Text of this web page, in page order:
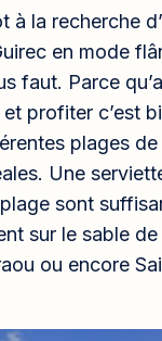
à la recherche
en mode
faut. Parce
profiter c’est
plages
Une
sont
sur le sable
ou encore